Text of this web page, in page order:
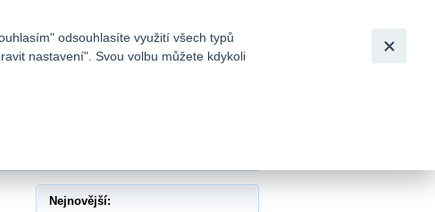
a
Nejnovější:
odsouhlasíte využití všech typů
nastavení". Svou volbu můžete kdykoli